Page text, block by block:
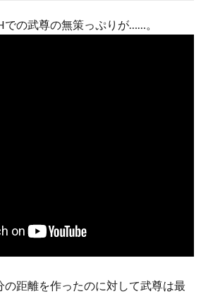
の武尊の無策っぷりが……。
の距離を作ったのに対して武尊は最